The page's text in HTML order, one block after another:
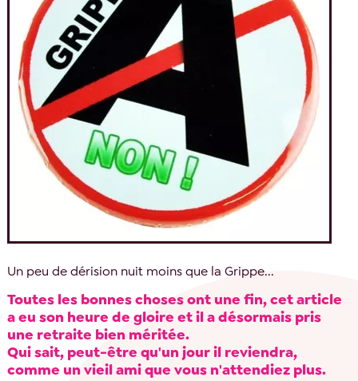
Un peu de dérision nuit moins que la Grippe...
Toutes les bonnes choses ont une fin, cet article
a eu son heure de gloire et il a désormais pris
une retraite bien méritée.
Qui sait, peut-être qu'un jour il reviendra,
comme un vieil ami que vous n'attendiez plus.